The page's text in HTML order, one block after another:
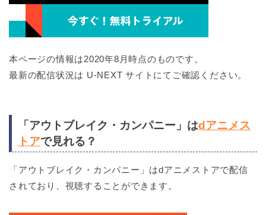
本ページの情報は2020年8月時点のものです。
最新の配信状況は U-NEXT サイトにてご確認ください。
「アウトブレイク・カンパニー」はdアニメス
トアで見れる？
「アウトブレイク・カンパニー」はdアニメストアで配信
されており、視聴することができます。